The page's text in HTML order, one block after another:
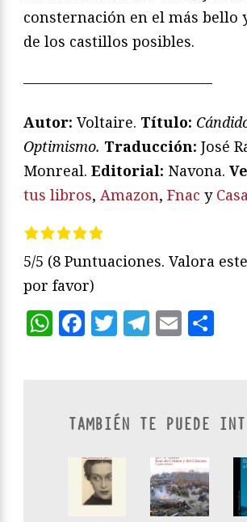
consternación en el más bello
de los castillos posibles.
—————————————
Autor: Voltaire. Título:
Optimismo. Traducción: José
Monreal. Editorial: Navona.
tus libros, Amazon, Fnac y
5/5 (8 Puntuaciones. Valora
por favor)
WhatsApp
Facebook
TwitterEmail
TAMBIÉN TE PUEDE